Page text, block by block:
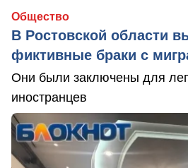
Общество
В Ростовской области
фиктивные браки с
Они были заключены для
иностранцев